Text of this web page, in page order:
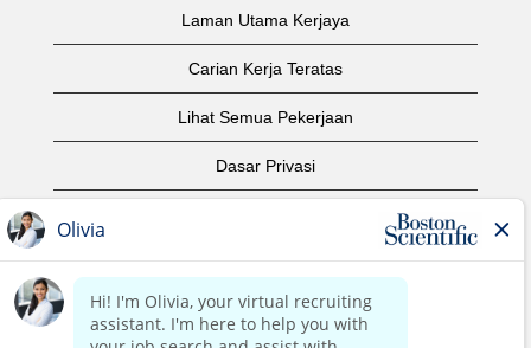
Laman Utama Kerjaya
Carian Kerja Teratas
Lihat Semua Pekerjaan
Dasar Privasi
Notis Hak Cipta
Hubungi Kami